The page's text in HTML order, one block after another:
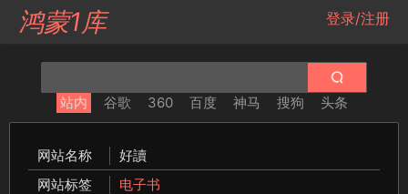
鸿蒙1库 登录/注册
站内 谷歌 360 百度 神马 搜狗 头条
网站名称
好讀
网站标签
电子书